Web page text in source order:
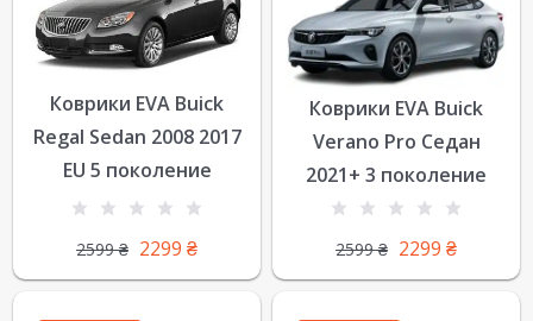
Коврики EVA Buick
Regal Sedan 2008 2017
EU 5 поколение
2599₴ 2299 ₴
Коврики EVA Buick
Verano Pro Седан
2021+ 3 поколение
2599₴ 2299 ₴